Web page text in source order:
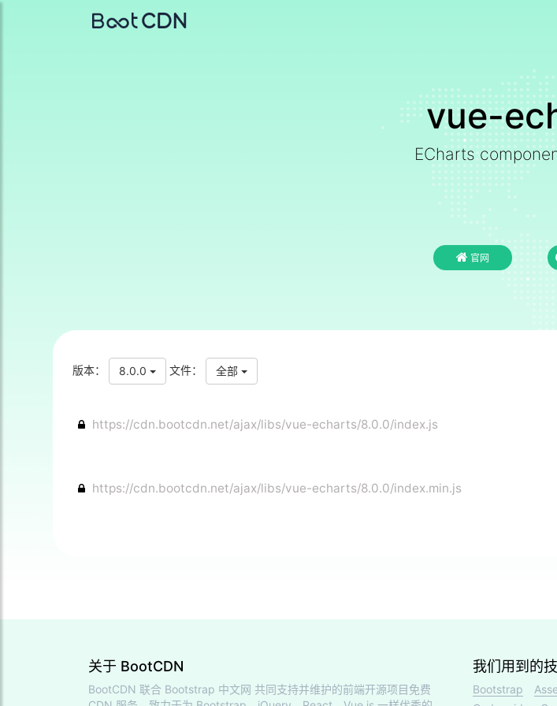
vue-
ECharts
官网
版本： 8.0.0 文件： 全部
https://cdn.bootcdn.net/ajax/libs/vue-echarts/8.0.0/index.js
https://cdn.bootcdn.net/ajax/libs/vue-echarts/8.0.0/index.min.js
关于 BootCDN
BootCDN 联合 Bootstrap 中文网 共同支持并维护的前端开源项目免费
我们用到的
Bootstrap